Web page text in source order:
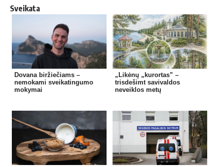
Sveikata
Dovana biržiečiams –
nemokami sveikatingumo
mokymai
„Likėnų „kurortas” –
trisdešimt savivaldos
neveiklos metų